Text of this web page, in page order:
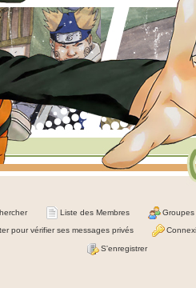
Liste des Membres Groupes
pour vérifier ses messages privés
S'enregistrer